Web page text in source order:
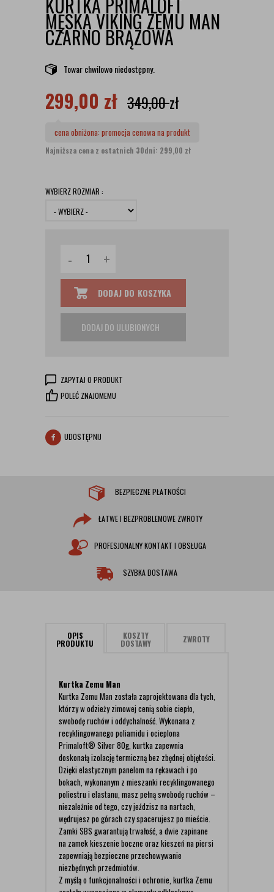
MĘSKA VIKING ZEMU MAN
CZARNO BRĄZOWA
Towar chwilowo niedostępny.
299,00 zł 349,00zł
cena obniżona: promocja cenowa na produkt
Najniższa cena z ostatnich 30dni: 299,00 zł
WYBIERZ ROZMIAR :
- +
DODAJ DO KOSZYKA
DODAJ DO ULUBIONYCH
ZAPYTAJ O PRODUKT
POLEĆ ZNAJOMEMU
UDOSTĘPNIJ
BEZPIECZNE PŁATNOŚCI
ŁATWE I BEZPROBLEMOWE ZWROTY
PROFESJONALNY KONTAKT I OBSŁUGA
SZYBKA DOSTAWA
OPIS
PRODUKTU
KOSZTY
DOSTAWY ZWROTY
Kurtka Zemu Man
Kurtka Zemu Man została zaprojektowana dla tych,
którzy w odzieży zimowej cenią sobie ciepło,
swobodę ruchów i oddychalność. Wykonana z
recyklingowanego poliamidu i ocieplona
Primaloft® Silver 80g, kurtka zapewnia
doskonałą izolację termiczną bez zbędnej objętości.
Dzięki elastycznym panelom na rękawach i po
bokach, wykonanym z mieszanki recyklingowanego
poliestru i elastanu, masz pełną swobodę ruchów –
niezależnie od tego, czy jeździsz na nartach,
wędrujesz po górach czy spacerujesz po mieście.
Zamki SBS gwarantują trwałość, a dwie zapinane
na zamek kieszenie boczne oraz kieszeń na piersi
zapewniają bezpieczne przechowywanie
niezbędnych przedmiotów.
Z myślą o funkcjonalności i ochronie, kurtka Zemu